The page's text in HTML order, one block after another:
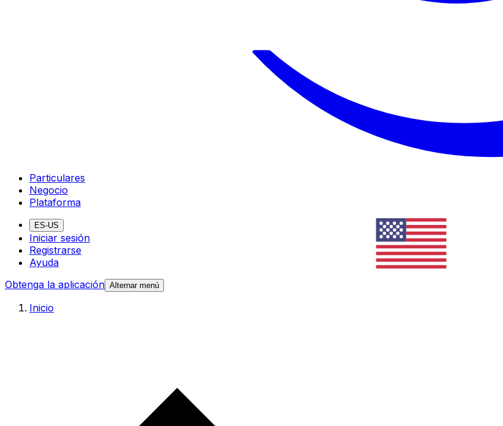
Particulares
Negocio
Plataforma
ES-US
Iniciar sesión
Registrarse
Ayuda
Obtenga la aplicación Alternar menú
Inicio